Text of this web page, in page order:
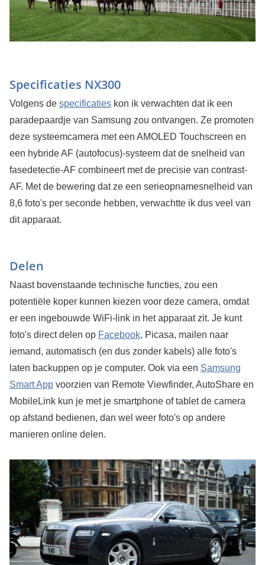
Specificaties NX300
Volgens de specificatieskon ik verwachten dat ik een
paradepaardje van Samsung zou ontvangen. Ze promoten
deze systeemcamera met een AMOLED Touchscreen en
een hybride AF (autofocus)-systeem dat de snelheid van
fasedetectie-AF combineert met de precisie van contrast-
AF. Met de bewering dat ze een serieopnamesnelheid van
8,6 foto's per seconde hebben, verwachtte ik dus veel van
dit apparaat.
Delen
Naast bovenstaande technische functies, zou een
potentiële koper kunnen kiezen voor deze camera, omdat
er een ingebouwde WiFi-link in het apparaat zit. Je kunt
foto's direct delen op Facebook, Picasa, mailen naar
iemand, automatisch (en dus zonder kabels) alle foto's
laten backuppen op je computer. Ook via een Samsung
Smart Appvoorzien van Remote Viewfinder, AutoShare en
MobileLink kun je met je smartphone of tablet de camera
op afstand bedienen, dan wel weer foto's op andere
manieren online delen.